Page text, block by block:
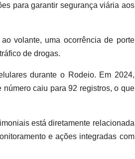
para garantir segurança viária aos
volante, uma ocorrência de porte
de drogas.
durante o Rodeio. Em 2024,
caiu para 92 registros, o que
está diretamente relacionada
e ações integradas com